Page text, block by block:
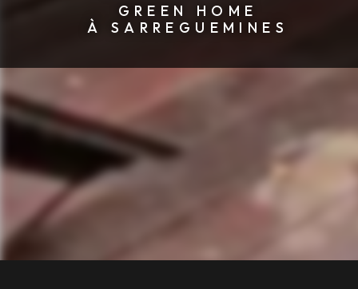
GREEN HOME
À SARREGUEMINES